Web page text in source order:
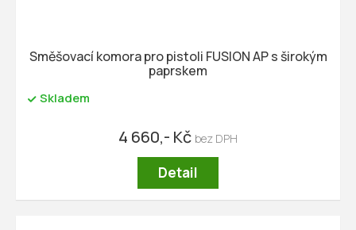
Směšovací komora pro pistoli FUSION AP s širokým
paprskem
Skladem
4 660,- Kč
Detail